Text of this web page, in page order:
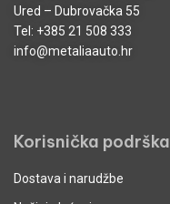
Ured – Dubrovačka 55
Tel: +385 21 508 333
info@metaliaauto.hr
Korisnička podrška
Dostava i narudžbe